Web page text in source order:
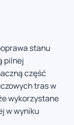
stanu
pilnej
część
tras w
wykorzystane
w wyniku